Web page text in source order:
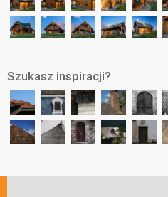
Szukasz inspiracji?